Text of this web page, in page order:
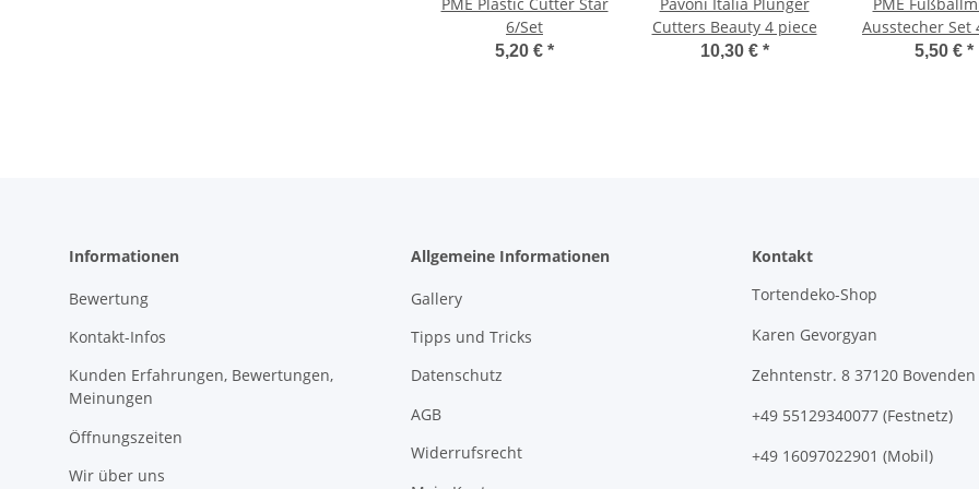
PME Plastic Cutter Star
6/Set
5,20 € *
Pavoni Italia Plunger
Cutters Beauty 4 piece
10,30 € *
PME
Ausstecher Set
5,50 € *
Informationen
Bewertung
Kontakt-Infos
Kunden Erfahrungen, Bewertungen,
Meinungen
Öffnungszeiten
Wir über uns
Allgemeine Informationen
Gallery
Tipps und Tricks
Datenschutz
AGB
Widerrufsrecht
Kontakt
Tortendeko-Shop
Karen Gevorgyan
Zehntenstr. 8 37120 Bovenden
+49 55129340077 (Festnetz)
+49 16097022901 (Mobil)